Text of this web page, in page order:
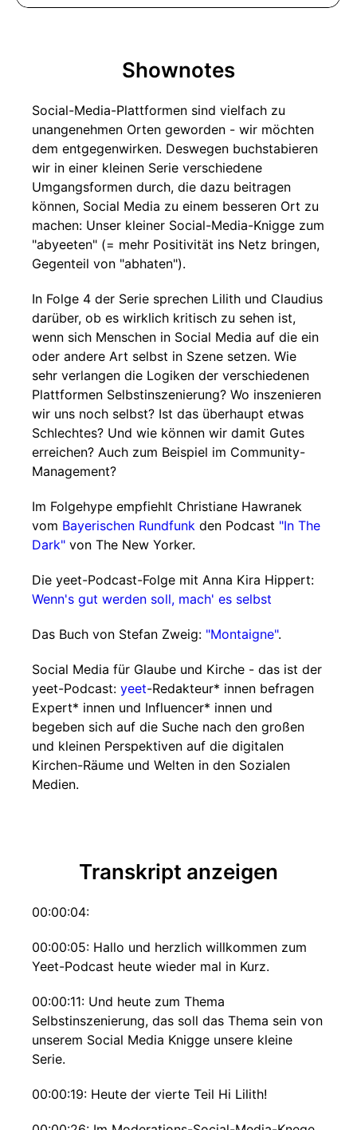
Shownotes
Social-Media-Plattformen sind vielfach zu
unangenehmen Orten geworden - wir möchten
dem entgegenwirken. Deswegen buchstabieren
wir in einer kleinen Serie verschiedene
Umgangsformen durch, die dazu beitragen
können, Social Media zu einem besseren Ort zu
machen: Unser kleiner Social-Media-Knigge zum
"abyeeten" (= mehr Positivität ins Netz bringen,
Gegenteil von "abhaten").
In Folge 4 der Serie sprechen Lilith und Claudius
darüber, ob es wirklich kritisch zu sehen ist,
wenn sich Menschen in Social Media auf die ein
oder andere Art selbst in Szene setzen. Wie
sehr verlangen die Logiken der verschiedenen
Plattformen Selbstinszenierung? Wo inszenieren
wir uns noch selbst? Ist das überhaupt etwas
Schlechtes? Und wie können wir damit Gutes
erreichen? Auch zum Beispiel im Community-
Management?
Im Folgehype empfiehlt Christiane Hawranek
vom Bayerischen Rundfunk den Podcast "In The
Dark" von The New Yorker.
Die yeet-Podcast-Folge mit Anna Kira Hippert:
Wenn's gut werden soll, mach' es selbst
Das Buch von Stefan Zweig: "Montaigne".
Social Media für Glaube und Kirche - das ist der
yeet-Podcast: yeet-Redakteur* innen befragen
Expert* innen und Influencer* innen und
begeben sich auf die Suche nach den großen
und kleinen Perspektiven auf die digitalen
Kirchen-Räume und Welten in den Sozialen
Medien.
Transkript anzeigen
00:00:04:
00:00:05: Hallo und herzlich willkommen zum
Yeet-Podcast heute wieder mal in Kurz.
00:00:11: Und heute zum Thema
Selbstinszenierung, das soll das Thema sein von
unserem Social Media Knigge unsere kleine
Serie.
00:00:19: Heute der vierte Teil Hi Lilith!